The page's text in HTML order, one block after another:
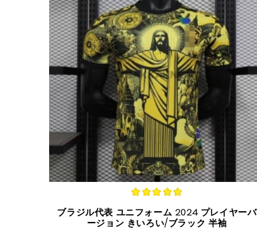
ブラジル代表 ユニフォーム 2024 プレイヤーバ
ージョン きいろい/ブラック 半袖